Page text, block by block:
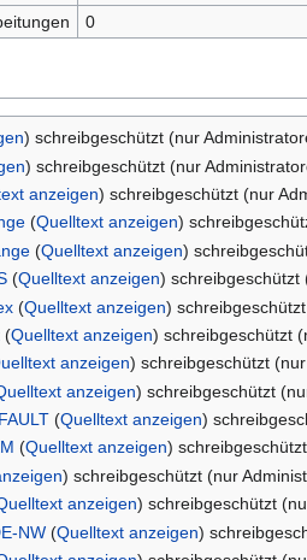
0
) schreibgeschützt (nur
) schreibgeschützt (nur
anzeigen) schreibgeschützt (nur
(Quelltext anzeigen)
(Quelltext anzeigen)
(Quelltext anzeigen) schreibgeschützt
(Quelltext anzeigen)
(Quelltext anzeigen) schreibgeschützt
anzeigen) schreibgeschützt
anzeigen) schreibgeschützt
(Quelltext anzeigen)
(Quelltext anzeigen)
) schreibgeschützt (nur
anzeigen) schreibgeschützt
NW(Quelltext anzeigen)